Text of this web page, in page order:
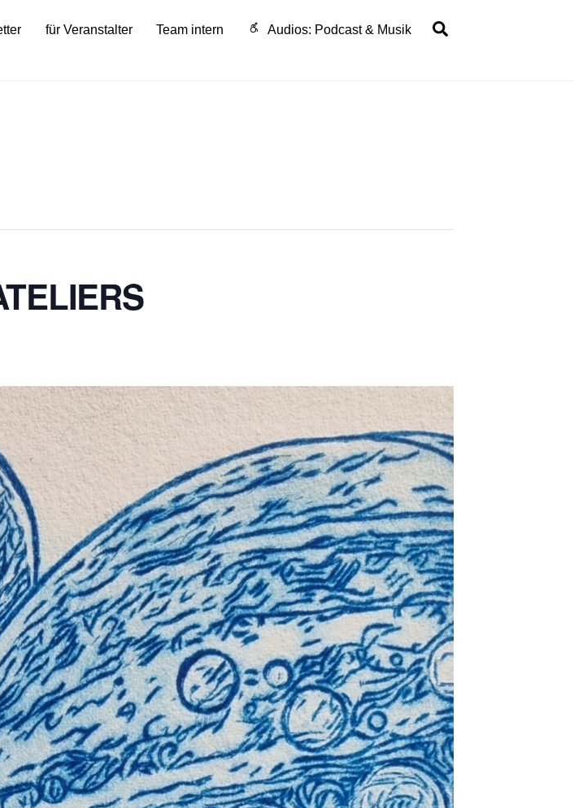
für Veranstalter Team intern Audios: Podcast & Musik